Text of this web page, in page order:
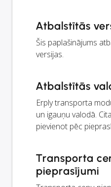
Atbalstītās
Šis paplašinājums
versijas.
Atbalstītās
Erply transporta
un igauņu valodā.
pievienot pēc
Transporta
pieprasījumi